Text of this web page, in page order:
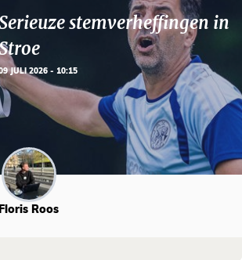
stemverheffingen in
JULI 2026 - 10:15
Roos